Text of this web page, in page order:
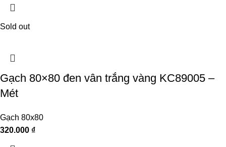
Sold out
Gạch 80×80 đen vân trắng vàng KC89005 –
Mét
Gạch 80x80
320.000 ₫